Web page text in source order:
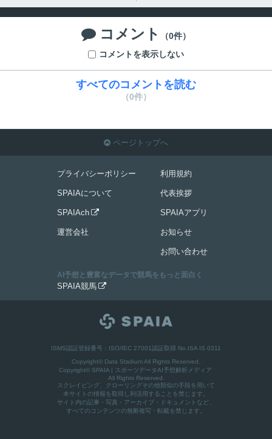
 コメント
（0件）
コメントを表示しない
すべてのコメントを読む
（0件）
 ページトップへ
プライバシーポリシー
SPAIAについて
SPAIAch 
運営会社
利用規約
代表挨拶
SPAIAアプリ
お知らせ
お問い合わせ
AI予想と豊富なデータで競馬をもっと面白く
SPAIA競馬 
ISMS認証登録番号：ISO/IEC 27001認証取得 No.ISA IS 0311
Copyright© Data Stadium All Rights Reserved.
Copyright© SPAIA | スポーツデータAI予想解析メディア
All Rights Reserved.
スクレイピング、クローリングその他類似の手段を用いて
本サイトの情報を取得し利活用することを禁じます。
サイト内の記事・写真・アーカイブ・ドキュメントなど、
すべてのコンテンツの無断複写・転載を禁じます。